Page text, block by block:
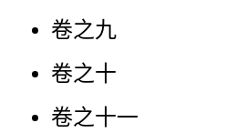
卷之九
卷之十
卷之十一